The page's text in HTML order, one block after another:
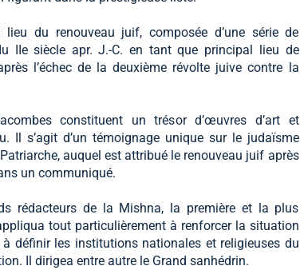
du renouveau juif, composée d’une série de
IIe siècle apr. J.-C. en tant que principal lieu de
l’échec de la deuxième révolte juive contre la
constituent un trésor d’œuvres d’art et
Il s’agit d’un témoignage unique sur le judaïsme
auquel est attribué le renouveau juif après
un communiqué.
rédacteurs de la Mishna, la première et la plus
tout particulièrement à renforcer la situation
définir les institutions nationales et religieuses du
Il dirigea entre autre le Grand sanhédrin.